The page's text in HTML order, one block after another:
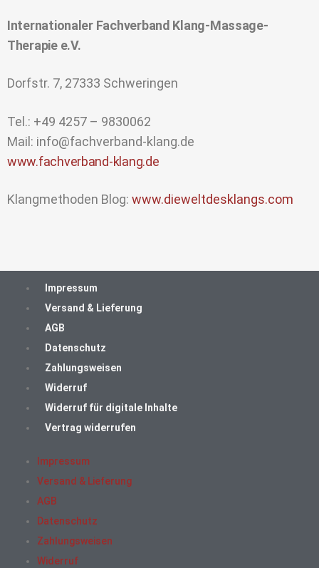
Internationaler Fachverband Klang-Massage-
Therapie e.V.
Dorfstr. 7, 27333 Schweringen
Tel.: +49 4257 – 9830062
Mail: info@fachverband-klang.de
www.fachverband-klang.de
Klangmethoden Blog: www.dieweltdesklangs.com
Impressum
Versand & Lieferung
AGB
Datenschutz
Zahlungsweisen
Widerruf
Widerruf für digitale Inhalte
Vertrag widerrufen
Impressum
Versand & Lieferung
AGB
Datenschutz
Zahlungsweisen
Widerruf